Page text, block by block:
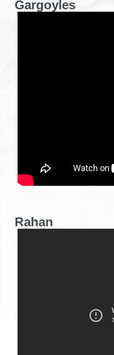
Gargoyles
Rahan